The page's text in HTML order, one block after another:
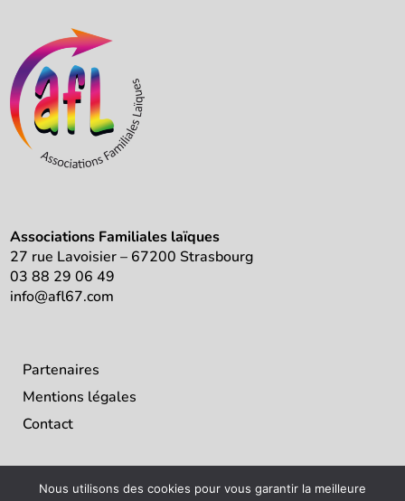
Associations Familiales laïques
27 rue Lavoisier – 67200 Strasbourg
03 88 29 06 49
info@afl67.com
Partenaires
Mentions légales
Contact
Nous utilisons des cookies pour vous garantir la meilleure